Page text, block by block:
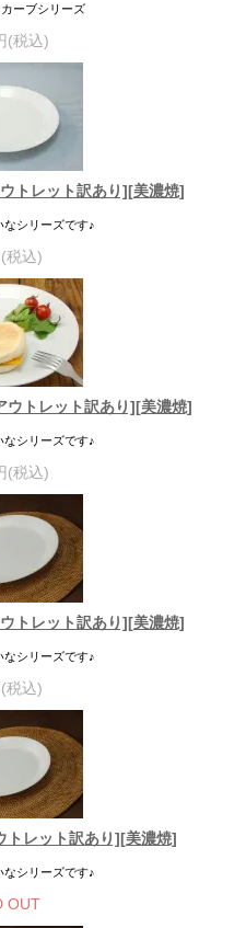
ーブシリーズ
(税込)
トレット訳あり][美濃焼]
なシリーズです♪
税込)
トレット訳あり][美濃焼]
なシリーズです♪
(税込)
トレット訳あり][美濃焼]
なシリーズです♪
税込)
レット訳あり][美濃焼]
なシリーズです♪
OUT